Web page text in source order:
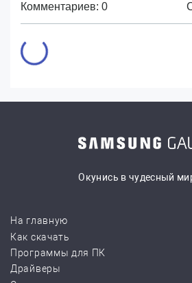
Комментариев: 0
Окунись в чудесный
На главную
Как скачать
Программы для ПК
Драйверы